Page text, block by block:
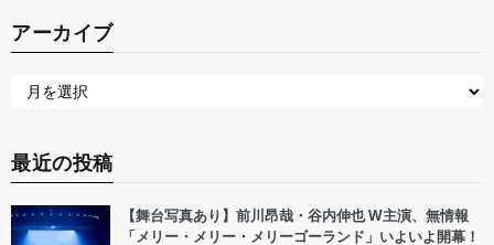
アーカイブ
最近の投稿
【舞台写真あり】前川昂哉・谷内伸也 W主演、無情報
「メリー・メリー・メリーゴーランド」いよいよ開幕！